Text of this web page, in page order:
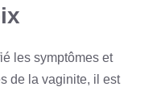
les symptômes et
de la vaginite, il est